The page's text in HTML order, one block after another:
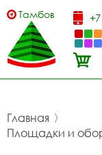
Тамбов
Главная 〉
Площадки и